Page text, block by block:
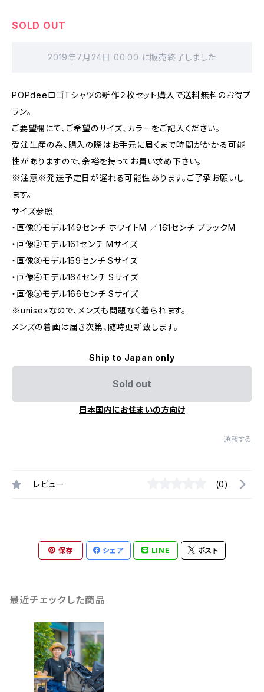
SOLD OUT
2019年7月24日 00:00 に販売終了しました
POPdeeロゴTシャツの新作２枚セット購入で送料無料のお得プ
ラン。
ご要望欄にて、ご希望のサイズ、カラーをご記入ください。
受注生産の為、購入の際はお手元に届くまで時間がかかる可能
性がありますので、余裕を持ってお買い求め下さい。
※注意※発送予定日が遅れる可能性あります。ご了承お願いし
ます。
サイズ参照
・画像①モデル149センチ ホワイトM ／161センチ ブラックM
・画像②モデル161センチ Mサイズ
・画像③モデル159センチ Sサイズ
・画像④モデル164センチ Sサイズ
・画像⑤モデル166センチ Sサイズ
※unisexなので、メンズも問題なく着られます。
メンズの着画は届き次第、随時更新致します。
Ship to Japan only
Sold out
日本国内にお住まいの方向け
通報する
レビュー (0)
保存 シェア LINE ポスト
最近チェックした商品